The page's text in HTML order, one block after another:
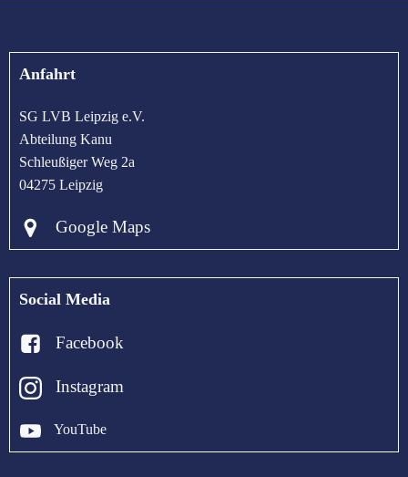
Anfahrt
SG LVB Leipzig e.V.
Abteilung Kanu
Schleußiger Weg 2a
04275 Leipzig
Google Maps
Social Media
Facebook
Instagram
YouTube